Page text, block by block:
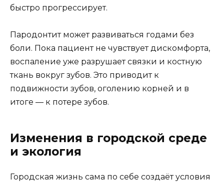
быстро прогрессирует.
Пародонтит может развиваться годами без
боли. Пока пациент не чувствует дискомфорта,
воспаление уже разрушает связки и костную
ткань вокруг зубов. Это приводит к
подвижности зубов, оголению корней и в
итоге — к потере зубов.
Изменения в городской среде
и экология
Городская жизнь сама по себе создаёт условия